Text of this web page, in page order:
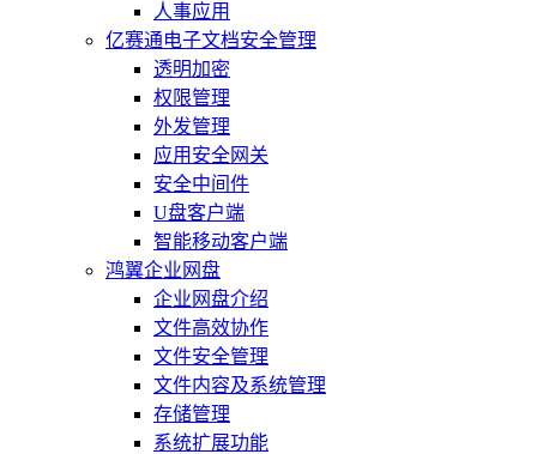
人事应用
亿赛通电子文档安全管理
透明加密
权限管理
外发管理
应用安全网关
安全中间件
U盘客户端
智能移动客户端
鸿翼企业网盘
企业网盘介绍
文件高效协作
文件安全管理
文件内容及系统管理
存储管理
系统扩展功能